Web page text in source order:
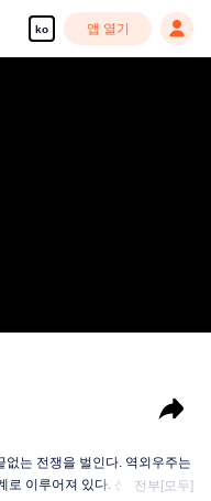
ko 앱 열기
는 전쟁을 벌인다. 역외우주는
로 이루어져 있다. 신계의 지배
전부[모두]